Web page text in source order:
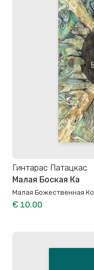
Гинтарас Патацкас
Малая Боская Ка
Малая Божественная Ко
€ 10.00